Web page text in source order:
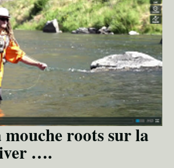
roots sur la
….